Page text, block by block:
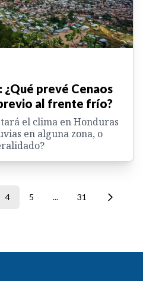
¿Qué prevé Cenaos
al frente frío?
el clima en Honduras
en alguna zona, o
4 5 ... 31